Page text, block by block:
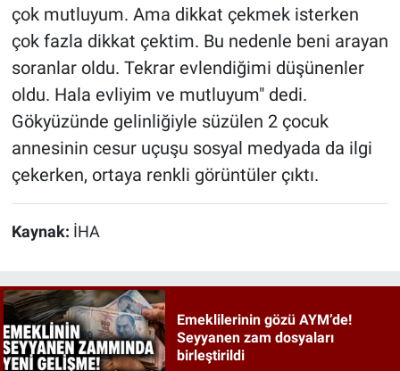
çok mutluyum. Ama dikkat çekmek isterken
çok fazla dikkat çektim. Bu nedenle beni arayan
soranlar oldu. Tekrar evlendiğimi düşünenler
oldu. Hala evliyim ve mutluyum" dedi.
Gökyüzünde gelinliğiyle süzülen 2 çocuk
annesinin cesur uçuşu sosyal medyada da ilgi
çekerken, ortaya renkli görüntüler çıktı.
Kaynak: İHA
Emeklilerinin gözü AYM’de!
Seyyanen zam dosyaları
birleştirildi